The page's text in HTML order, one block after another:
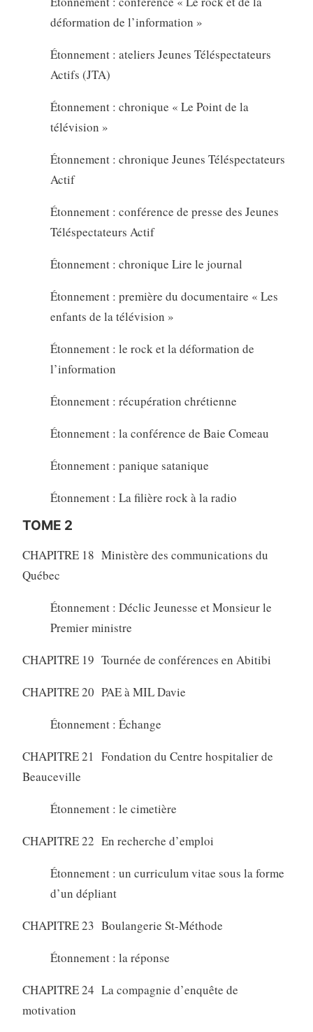
déformation de l’information »
Étonnement : ateliers Jeunes Téléspectateurs
Actifs (JTA)
Étonnement : chronique « Le Point de la
télévision »
Étonnement : chronique Jeunes Téléspectateurs
Actif
Étonnement : conférence de presse des Jeunes
Téléspectateurs Actif
Étonnement : chronique Lire le journal
Étonnement : première du documentaire « Les
enfants de la télévision »
Étonnement : le rock et la déformation de
l’information
Étonnement : récupération chrétienne
Étonnement : la conférence de Baie Comeau
Étonnement : panique satanique
Étonnement : La filière rock à la radio
TOME 2
CHAPITRE 18 Ministère des communications du
Québec
Étonnement : Déclic Jeunesse et Monsieur le
Premier ministre
CHAPITRE 19 Tournée de conférences en Abitibi
CHAPITRE 20 PAE à MIL Davie
Étonnement : Échange
CHAPITRE 21 Fondation du Centre hospitalier de
Beauceville
Étonnement : le cimetière
CHAPITRE 22 En recherche d’emploi
Étonnement : un curriculum vitae sous la forme
d’un dépliant
CHAPITRE 23 Boulangerie St-Méthode
Étonnement : la réponse
CHAPITRE 24 La compagnie d’enquête de
motivation